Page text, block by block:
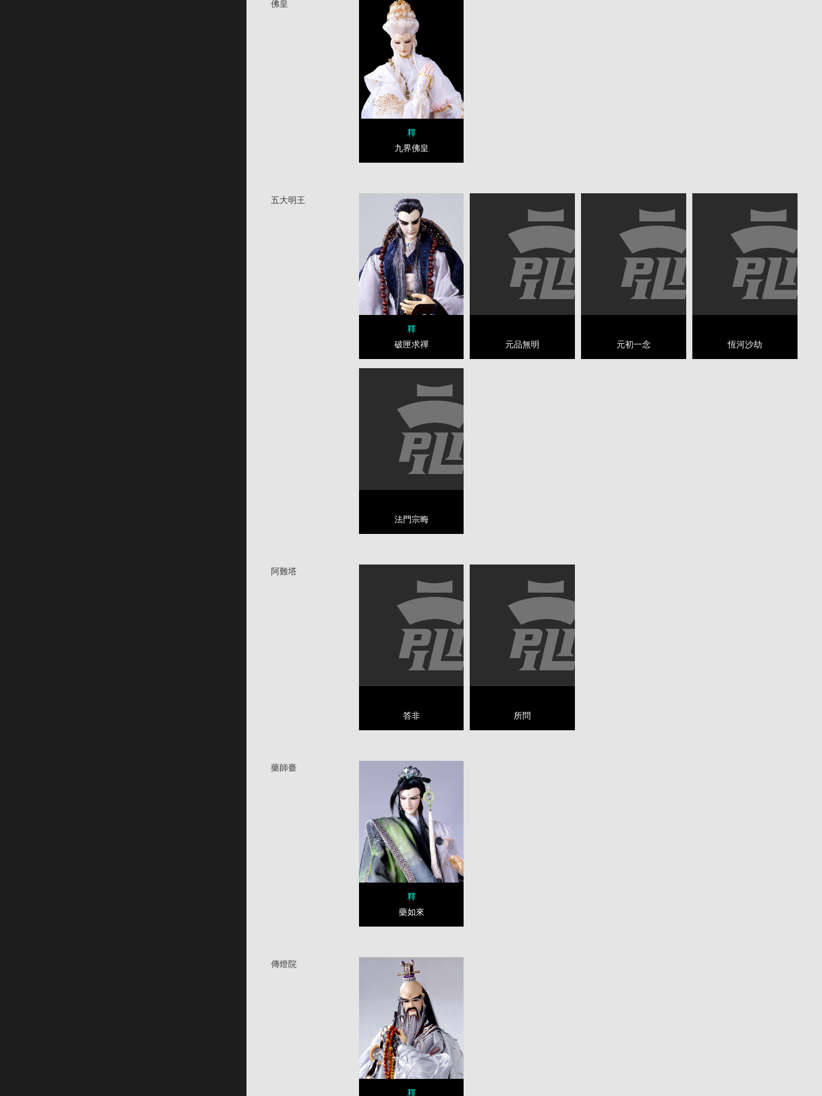
佛皇
釋
九界佛皇
五大明王
釋
破匣求禪
元品無明 元初一念 恆河沙劫
法門宗晦
阿難塔
答非 所問
藥師臺
釋
藥如來
傳燈院
釋